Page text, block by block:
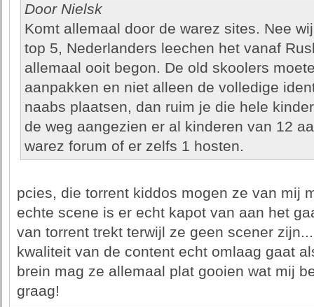
Door Nielsk
Komt allemaal door de warez sites. Nee
top 5, Nederlanders leechen het vanaf
allemaal ooit begon. De old skoolers
aanpakken en niet alleen de volledige
naabs plaatsen, dan ruim je die hele
de weg aangezien er al kinderen van 12
warez forum of er zelfs 1 hosten.
pcies, die torrent kiddos mogen ze van mij
echte scene is er echt kapot van aan het
van torrent trekt terwijl ze geen scener
kwaliteit van de content echt omlaag gaat
brein mag ze allemaal plat gooien wat mij
graag!